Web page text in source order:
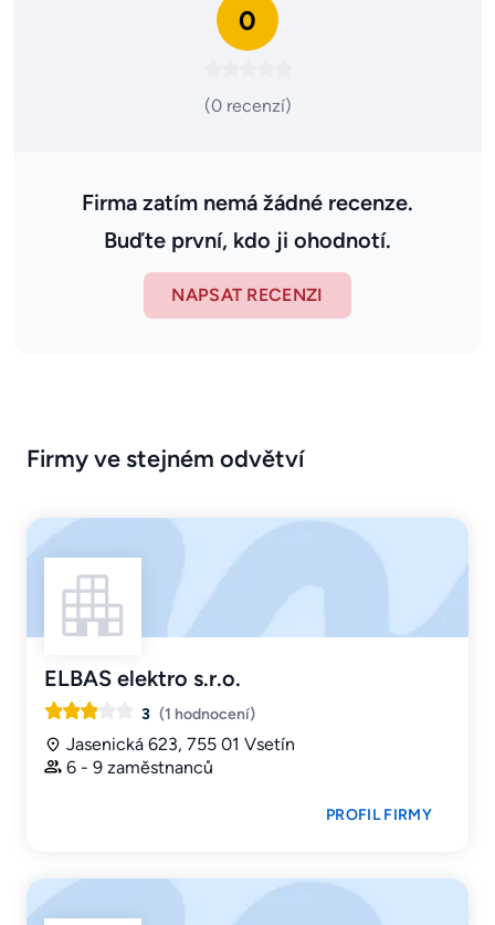
0
(0 recenzí)
Firma zatím nemá žádné recenze.
Buďte první, kdo ji ohodnotí.
NAPSAT RECENZI
Firmy ve stejném odvětví
ELBAS elektro s.r.o.
3 (1 hodnocení)
Jasenická 623, 755 01 Vsetín
6 - 9 zaměstnanců
PROFIL FIRMY